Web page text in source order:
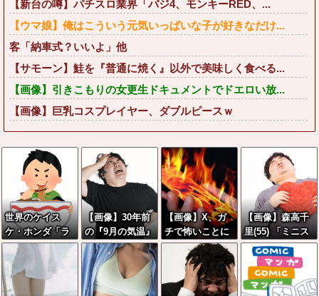
【新台の噂】パチスロ業界「バジ4、モンキーRED、...
【ウマ娘】俺はこういう元気いっぱいな子が好きなだけ...
客「納車式？いいよ」他
【サモーン】鮭を『普通に焼く』以外で美味しく食べる...
【画像】引きこもりの女更生ドキュメントでドエロい放...
【画像】巨乳コスプレイヤー、ダブルピースｗ
世界のケイス
ケ・ホンダ「ラ
ーメン700円は
安すぎる！2000
円にするべき」
【画像】30年前
の『9月の気温』
ガチで異常事態
だったwwwww
w
【画像】X、ガ
チで怖いことに
なる
【画像】森高千
里(55) 「ミニス
カートはとても
ムリよ若い子に
は負けるわ」←
ワイらにはブッ